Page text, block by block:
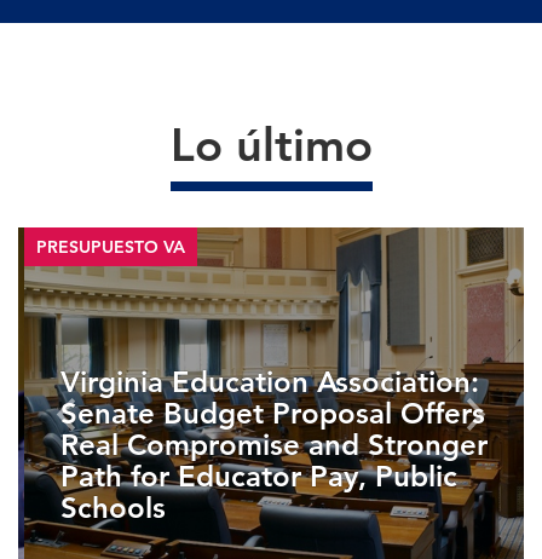
Lo último
PRESUPUESTO VA
Virginia Education Association:
Senate Budget Proposal Offers
Real Compromise and Stronger
Path for Educator Pay, Public
Schools